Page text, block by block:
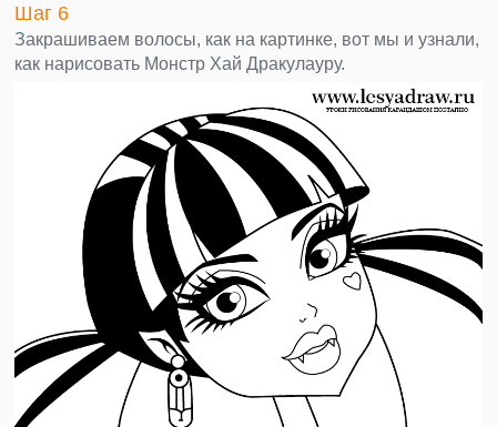
Шаг 6
Закрашиваем волосы, как на картинке, вот мы и узнали,
как нарисовать Монстр Хай Дракулауру.